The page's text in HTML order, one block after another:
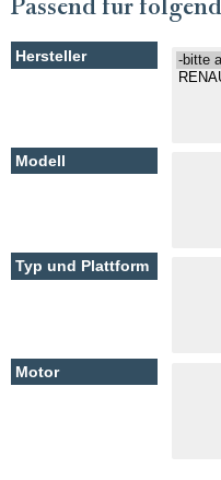
Passend für